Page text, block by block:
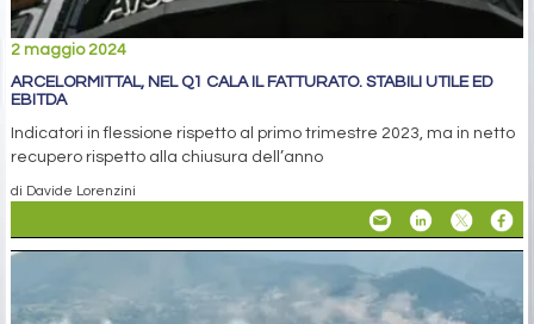
2 maggio 2024
ARCELORMITTAL, NEL Q1 CALA IL FATTURATO. STABILI UTILE ED
EBITDA
Indicatori in flessione rispetto al primo trimestre 2023, ma in netto
recupero rispetto alla chiusura dell’anno
di Davide Lorenzini